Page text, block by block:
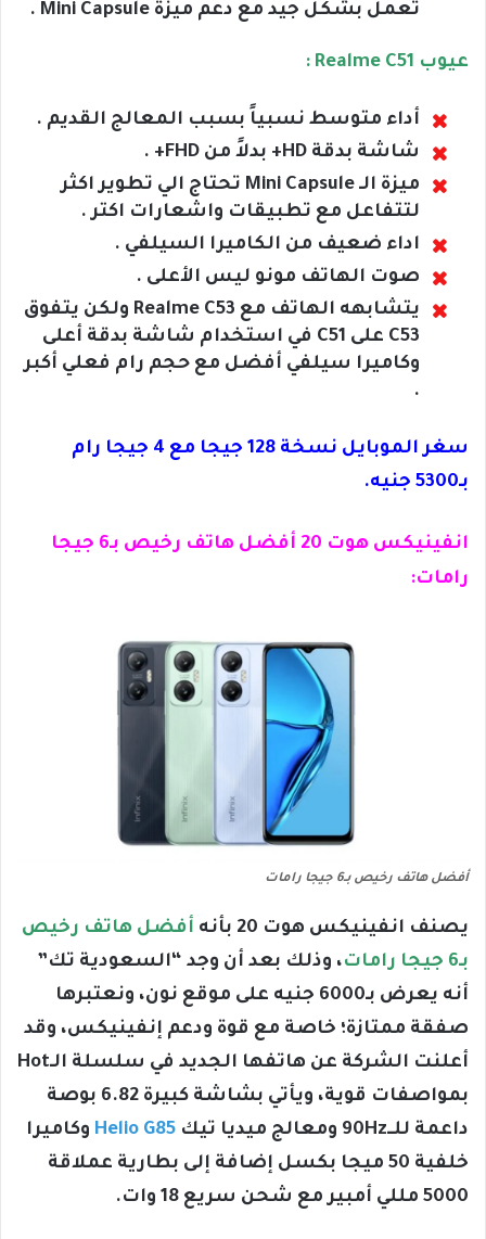
تعمل بشكل جيد مع دعم ميزة Mini Capsule .
عيوب Realme C51 :
أداء متوسط نسبياً بسبب المعالج القديم .
شاشة بدقة HD+ بدلاً من FHD+ .
ميزة الـ Mini Capsule تحتاج الي تطوير اكثر
لتتفاعل مع تطبيقات واشعارات اكتر .
اداء ضعيف من الكاميرا السيلفي .
صوت الهاتف مونو ليس الأعلى .
يتشابهه الهاتف مع Realme C53 ولكن يتفوق
C53 على C51 في استخدام شاشة بدقة أعلى
وكاميرا سيلفي أفضل مع حجم رام فعلي أكبر
.
سغر الموبايل نسخة 128 جيجا مع 4 جيجا رام
بـ5300 جنيه.
انفينيكس هوت 20 أفضل هاتف رخيص بـ6 جيجا
رامات:
أفضل هاتف رخيص بـ6 جيجا رامات
يصنف انفينيكس هوت 20 بأنه
أفضل هاتف رخيص
بـ6 جيجا رامات
، وذلك بعد أن وجد “السعودية تك”
أنه يعرض بـ6000 جنيه على موقع نون، ونعتبرها
صفقة ممتازة؛ خاصة مع قوة ودعم إنفينيكس، وقد
أعلنت الشركة عن هاتفها الجديد في سلسلة الـHot
بمواصفات قوية، ويأتي بشاشة كبيرة 6.82 بوصة
داعمة للــ90Hz ومعالج ميديا تيك
Helio G85 وكاميرا
خلفية 50 ميجا بكسل إضافة إلى بطارية عملاقة
5000 مللي أمبير مع شحن سريع 18 وات.